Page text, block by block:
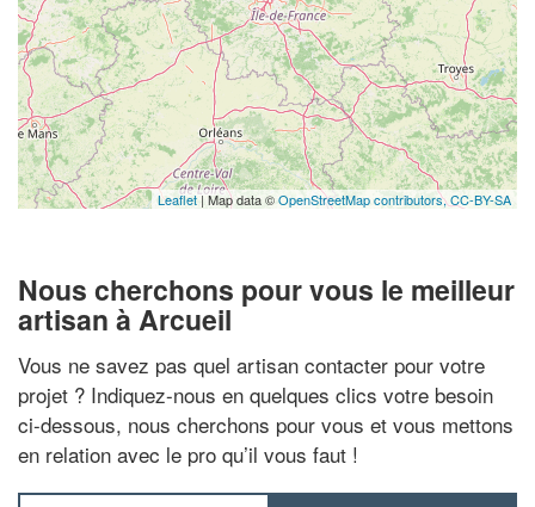
Leaflet| Map data ©OpenStreetMap contributors,CC-BY-SA
Nous cherchons pour vous le meilleur
artisan à Arcueil
Vous ne savez pas quel artisan contacter pour votre
projet ? Indiquez-nous en quelques clics votre besoin
ci-dessous, nous cherchons pour vous et vous mettons
en relation avec le pro qu’il vous faut !